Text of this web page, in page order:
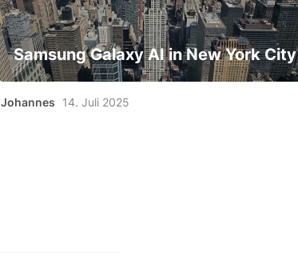
Samsung Galaxy AI in New York City
Johannes 14. Juli 2025